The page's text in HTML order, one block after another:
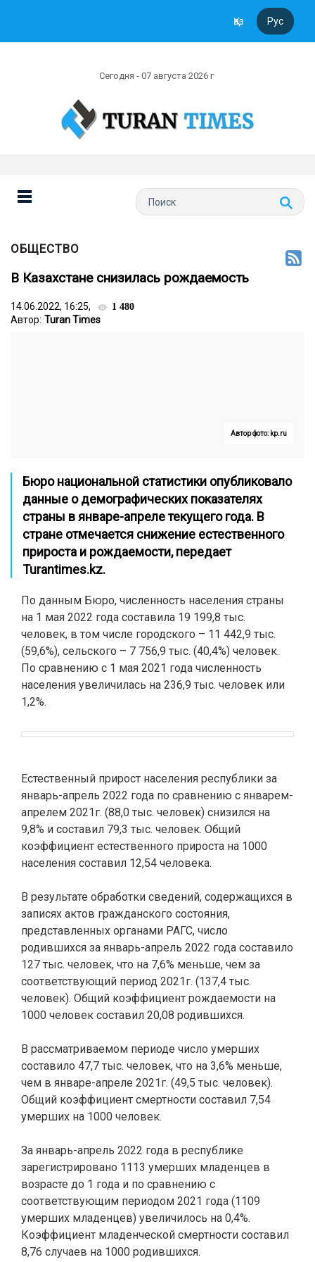
Қаз Рус
Сегодня - 07 августа 2026 г
ОБЩЕСТВО
В Казахстане снизилась рождаемость
14.06.2022, 16:25, 1 480
Автор: Turan Times
Автор фото: kp.ru
Бюро национальной статистики опубликовало
данные о демографических показателях
страны в январе-апреле текущего года. В
стране отмечается снижение естественного
прироста и рождаемости, передает
Turantimes.kz.
По данным Бюро, численность населения страны
на 1 мая 2022 года составила 19 199,8 тыс.
человек, в том числе городского – 11 442,9 тыс.
(59,6%), сельского – 7 756,9 тыс. (40,4%) человек.
По сравнению с 1 мая 2021 года численность
населения увеличилась на 236,9 тыс. человек или
1,2%.
Естественный прирост населения республики за
январь-апрель 2022 года по сравнению с январем-
апрелем 2021г. (88,0 тыс. человек) снизился на
9,8% и составил 79,3 тыс. человек. Общий
коэффициент естественного прироста на 1000
населения составил 12,54 человека.
В результате обработки сведений, содержащихся в
записях актов гражданского состояния,
представленных органами РАГС, число
родившихся за январь-апрель 2022 года составило
127 тыс. человек, что на 7,6% меньше, чем за
соответствующий период 2021г. (137,4 тыс.
человек). Общий коэффициент рождаемости на
1000 человек составил 20,08 родившихся.
В рассматриваемом периоде число умерших
составило 47,7 тыс. человек, что на 3,6% меньше,
чем в январе-апреле 2021г. (49,5 тыс. человек).
Общий коэффициент смертности составил 7,54
умерших на 1000 человек.
За январь-апрель 2022 года в республике
зарегистрировано 1113 умерших младенцев в
возрасте до 1 года и по сравнению с
соответствующим периодом 2021 года (1109
умерших младенцев) увеличилось на 0,4%.
Коэффициент младенческой смертности составил
8,76 случаев на 1000 родившихся.